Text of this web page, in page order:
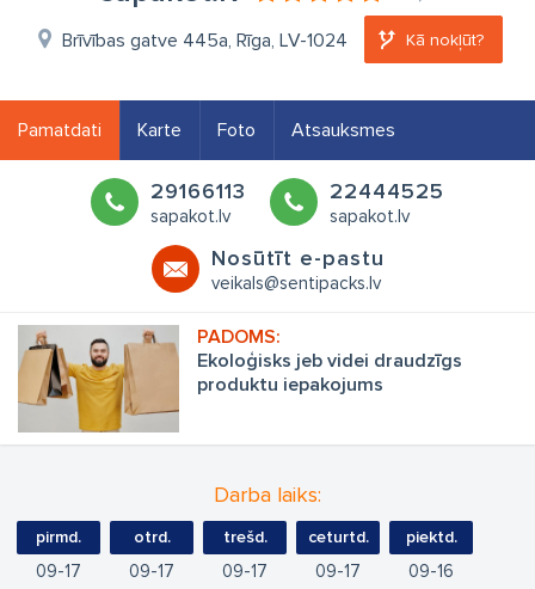
Brīvības gatve 445a, Rīga, LV-1024 Kā nokļūt?
Pamatdati Karte Foto Atsauksmes
29166113
sapakot.lv
22444525
sapakot.lv
Nosūtīt e-pastu
veikals@sentipacks.lv
Ekoloģisks jeb videi draudzīgs
produktu iepakojums
Darba laiks:
pirmd.
09 17
otrd.
09 17
trešd.
09 17
ceturtd.
09 17
piektd.
09 16